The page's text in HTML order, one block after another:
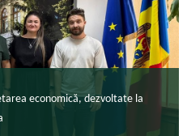
economică, dezvoltate la